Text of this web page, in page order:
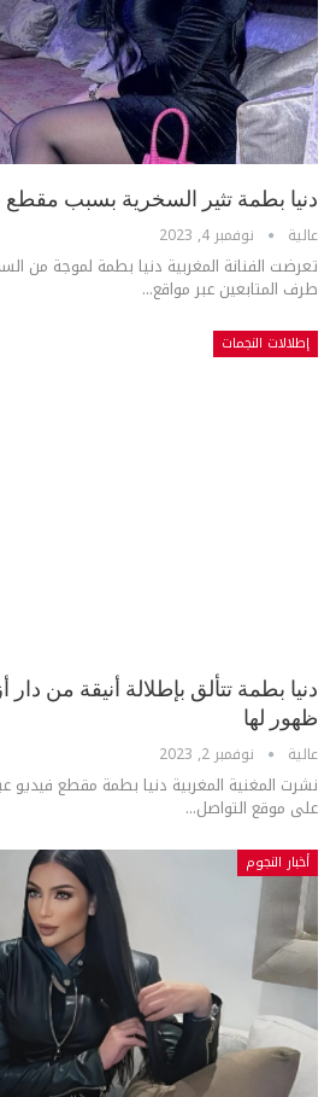
دنيا بطمة تثير السخرية بسبب مقطع
عالية نوفمبر 4, 2023
تعرضت الفنانة المغربية دنيا بطمة لموجة من
طرف المتابعين عبر مواقع...
إطلالات النجمات
ظهور لها
عالية نوفمبر 2, 2023
نشرت المغنية المغربية دنيا بطمة مقطع فيديو
على موقع التواصل...
أخبار النجوم